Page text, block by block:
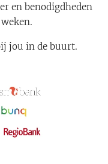
en benodigdheden
jou in de buurt.